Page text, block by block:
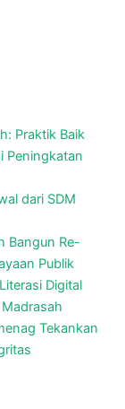
Praktik Baik
Peningkatan
dari SDM
Bangun Re-
Publik
Digital
Tekankan